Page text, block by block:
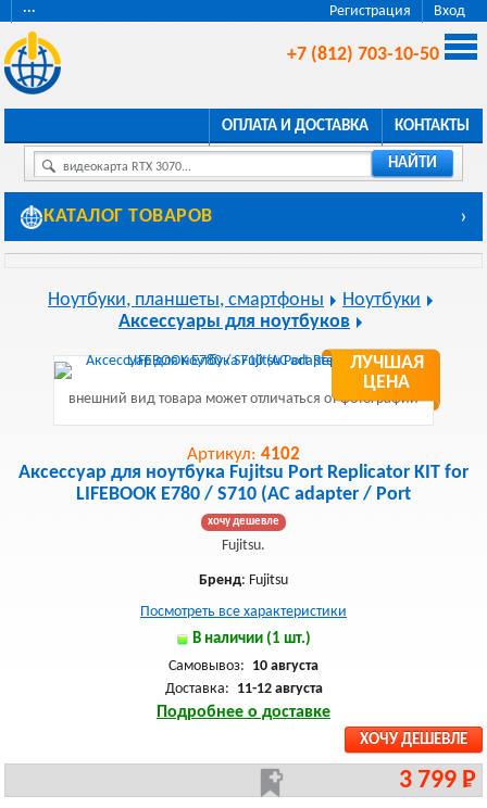
Регистрация Вход
···
+7 (812) 703-10-50
ОПЛАТА И ДОСТАВКА КОНТАКТЫ
видеокарта RTX 3070... НАЙТИ
КАТАЛОГ ТОВАРОВ ›
Ноутбуки, планшеты, смартфоны
Ноутбуки
Аксессуары для ноутбуков
ЛУЧШАЯ
ЦЕНА
внешний вид товара может отличаться от фотографии
Артикул: 4102
Аксессуар для ноутбука Fujitsu Port Replicator KIT for
LIFEBOOK E780 / S710 (AC adapter / Port
хочу дешевле
Fujitsu.
Бренд: Fujitsu
Посмотреть все характеристики
В наличии (1 шт.)
Самовывоз: 10 августа
Доставка: 11-12 августа
Подробнее о доставке
ХОЧУ ДЕШЕВЛЕ
3 799 Р